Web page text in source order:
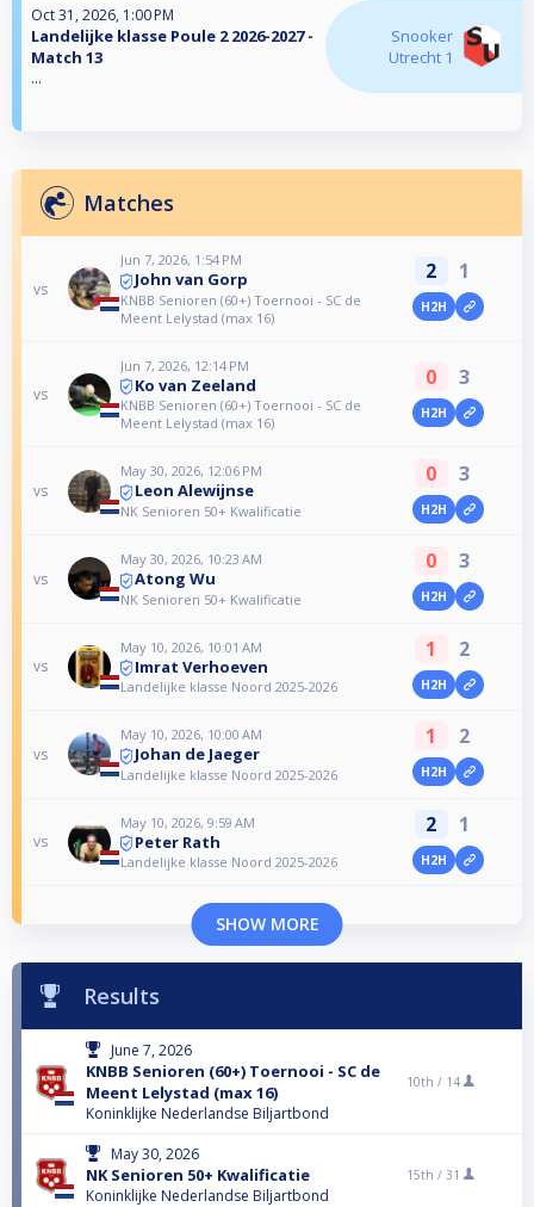
Oct 31, 2026, 1:00 PM
Landelijke klasse Poule 2 2026-2027 -
Match 13
...
Snooker
Utrecht 1
Matches
vs
Jun 7, 2026, 1:54 PM
John van Gorp
KNBB Senioren (60+) Toernooi - SC de
Meent Lelystad (max 16)
2 1
H2H
vs
Jun 7, 2026, 12:14 PM
Ko van Zeeland
KNBB Senioren (60+) Toernooi - SC de
Meent Lelystad (max 16)
0 3
H2H
vs
May 30, 2026, 12:06 PM
Leon Alewijnse
NK Senioren 50+ Kwalificatie
0 3
H2H
vs
May 30, 2026, 10:23 AM
Atong Wu
NK Senioren 50+ Kwalificatie
0 3
H2H
vs
May 10, 2026, 10:01 AM
Imrat Verhoeven
Landelijke klasse Noord 2025-2026
1 2
H2H
vs
May 10, 2026, 10:00 AM
Johan de Jaeger
Landelijke klasse Noord 2025-2026
1 2
H2H
vs
May 10, 2026, 9:59 AM
Peter Rath
Landelijke klasse Noord 2025-2026
2 1
H2H
SHOW MORE
Results
June 7, 2026
KNBB Senioren (60+) Toernooi - SC de
Meent Lelystad (max 16)
Koninklijke Nederlandse Biljartbond
10th / 14
May 30, 2026
NK Senioren 50+ Kwalificatie
Koninklijke Nederlandse Biljartbond
15th / 31